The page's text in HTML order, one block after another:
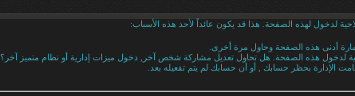
لدخول لهذه الصفحة. هذا قد يكون عائداً لأحد هذه الأسباب:
أدنى هذه الصفحة وحاول مرة أخرى.
لدخول هذه الصفحة. هل تحاول تعديل مشاركة شخص آخر, دخول ميزات إدارية أو نظام متميز آخر؟
الإدارة بحظر حسابك , أو أن حسابك لم يتم تفعيله بعد.